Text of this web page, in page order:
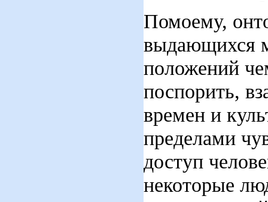
Помоему,
выдающихся
положений
поспорить,
времен и
пределами
доступ
некоторые